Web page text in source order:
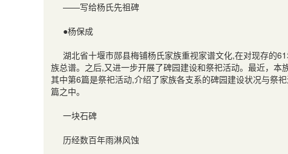
——写给杨氏先祖碑
●杨保成
湖北省十堰市郧县梅铺杨氏家族重视家谱文化,在对现存的61
族总谱。之后,又进一步开展了碑园建设和祭祀活动。最近，本
其中第6篇是祭祀活动,介绍了家族各支系的碑园建设状况与祭
篇之中。
一块石碑
历经数百年雨淋风蚀